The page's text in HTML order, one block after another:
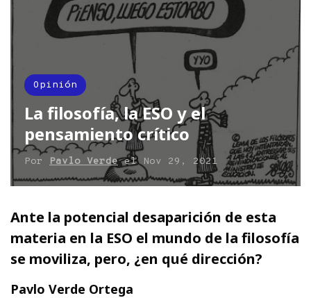
Opinión
La filosofía, la ESO y el
pensamiento crítico
Por Pavlo Verdeel Nov 29, 2021
Ante la potencial desaparición de esta
materia en la ESO el mundo de la filosofía
se moviliza, pero, ¿en qué dirección?
Pavlo Verde Ortega